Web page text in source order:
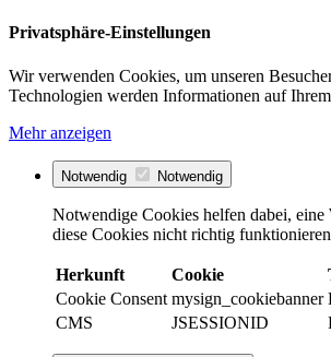
Privatsphäre-Einstellungen
Wir verwenden Cookies, um unseren
Technologien werden Informationen auf
Mehr anzeigen
Notwendig Notwendig
Notwendige Cookies helfen dabei,
diese Cookies nicht richtig
Herkunft Cookie
Cookie Consent mysign_cookiebanner
CMS
JSESSIONID